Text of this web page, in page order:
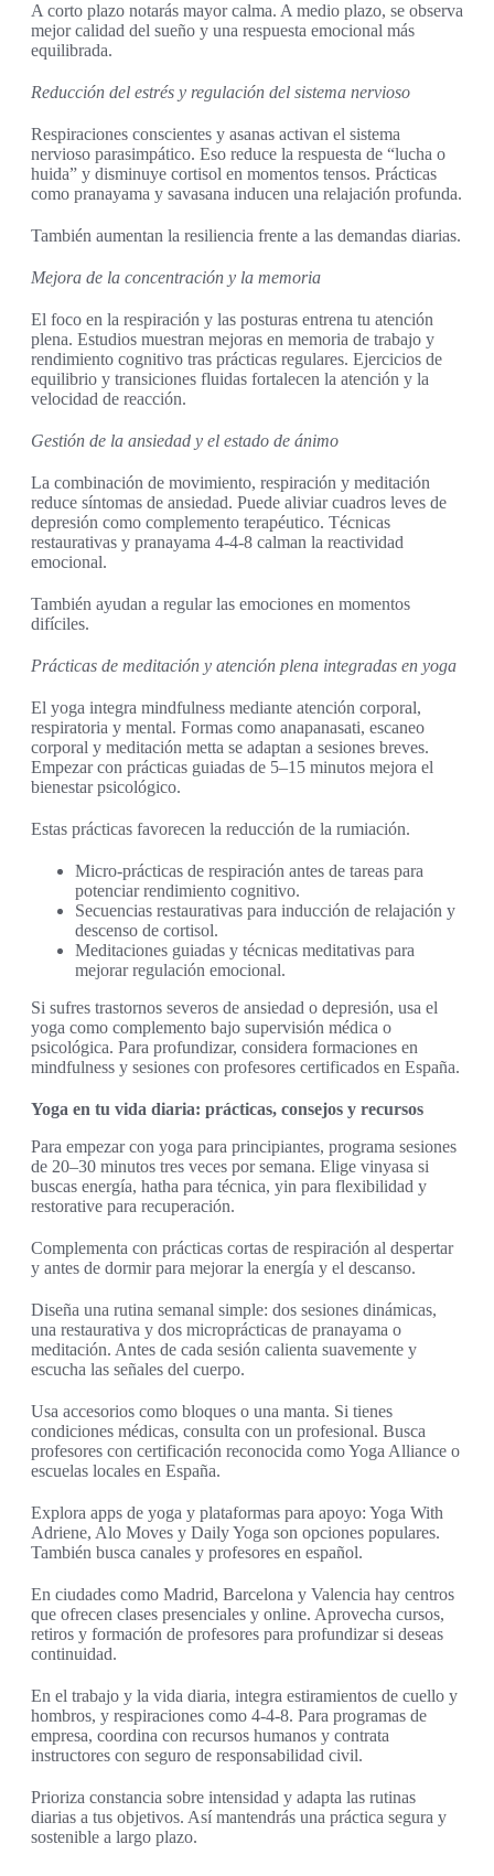
A corto plazo notarás mayor calma. A medio plazo, se observa
mejor calidad del sueño y una respuesta emocional más
equilibrada.
Reducción del estrés y regulación del sistema nervioso
Respiraciones conscientes y asanas activan el sistema
nervioso parasimpático. Eso reduce la respuesta de “lucha o
huida” y disminuye cortisol en momentos tensos. Prácticas
como pranayama y savasana inducen una relajación profunda.
También aumentan la resiliencia frente a las demandas diarias.
Mejora de la concentración y la memoria
El foco en la respiración y las posturas entrena tu atención
plena. Estudios muestran mejoras en memoria de trabajo y
rendimiento cognitivo tras prácticas regulares. Ejercicios de
equilibrio y transiciones fluidas fortalecen la atención y la
velocidad de reacción.
Gestión de la ansiedad y el estado de ánimo
La combinación de movimiento, respiración y meditación
reduce síntomas de ansiedad. Puede aliviar cuadros leves de
depresión como complemento terapéutico. Técnicas
restaurativas y pranayama 4-4-8 calman la reactividad
emocional.
También ayudan a regular las emociones en momentos
difíciles.
Prácticas de meditación y atención plena integradas en yoga
El yoga integra mindfulness mediante atención corporal,
respiratoria y mental. Formas como anapanasati, escaneo
corporal y meditación metta se adaptan a sesiones breves.
Empezar con prácticas guiadas de 5–15 minutos mejora el
bienestar psicológico.
Estas prácticas favorecen la reducción de la rumiación.
Micro-prácticas de respiración antes de tareas para
potenciar rendimiento cognitivo.
Secuencias restaurativas para inducción de relajación y
descenso de cortisol.
Meditaciones guiadas y técnicas meditativas para
mejorar regulación emocional.
Si sufres trastornos severos de ansiedad o depresión, usa el
yoga como complemento bajo supervisión médica o
psicológica. Para profundizar, considera formaciones en
mindfulness y sesiones con profesores certificados en España.
Yoga en tu vida diaria: prácticas, consejos y recursos
Para empezar con yoga para principiantes, programa sesiones
de 20–30 minutos tres veces por semana. Elige vinyasa si
buscas energía, hatha para técnica, yin para flexibilidad y
restorative para recuperación.
Complementa con prácticas cortas de respiración al despertar
y antes de dormir para mejorar la energía y el descanso.
Diseña una rutina semanal simple: dos sesiones dinámicas,
una restaurativa y dos microprácticas de pranayama o
meditación. Antes de cada sesión calienta suavemente y
escucha las señales del cuerpo.
Usa accesorios como bloques o una manta. Si tienes
condiciones médicas, consulta con un profesional. Busca
profesores con certificación reconocida como Yoga Alliance o
escuelas locales en España.
Explora apps de yoga y plataformas para apoyo: Yoga With
Adriene, Alo Moves y Daily Yoga son opciones populares.
También busca canales y profesores en español.
En ciudades como Madrid, Barcelona y Valencia hay centros
que ofrecen clases presenciales y online. Aprovecha cursos,
retiros y formación de profesores para profundizar si deseas
continuidad.
En el trabajo y la vida diaria, integra estiramientos de cuello y
hombros, y respiraciones como 4-4-8. Para programas de
empresa, coordina con recursos humanos y contrata
instructores con seguro de responsabilidad civil.
Prioriza constancia sobre intensidad y adapta las rutinas
diarias a tus objetivos. Así mantendrás una práctica segura y
sostenible a largo plazo.